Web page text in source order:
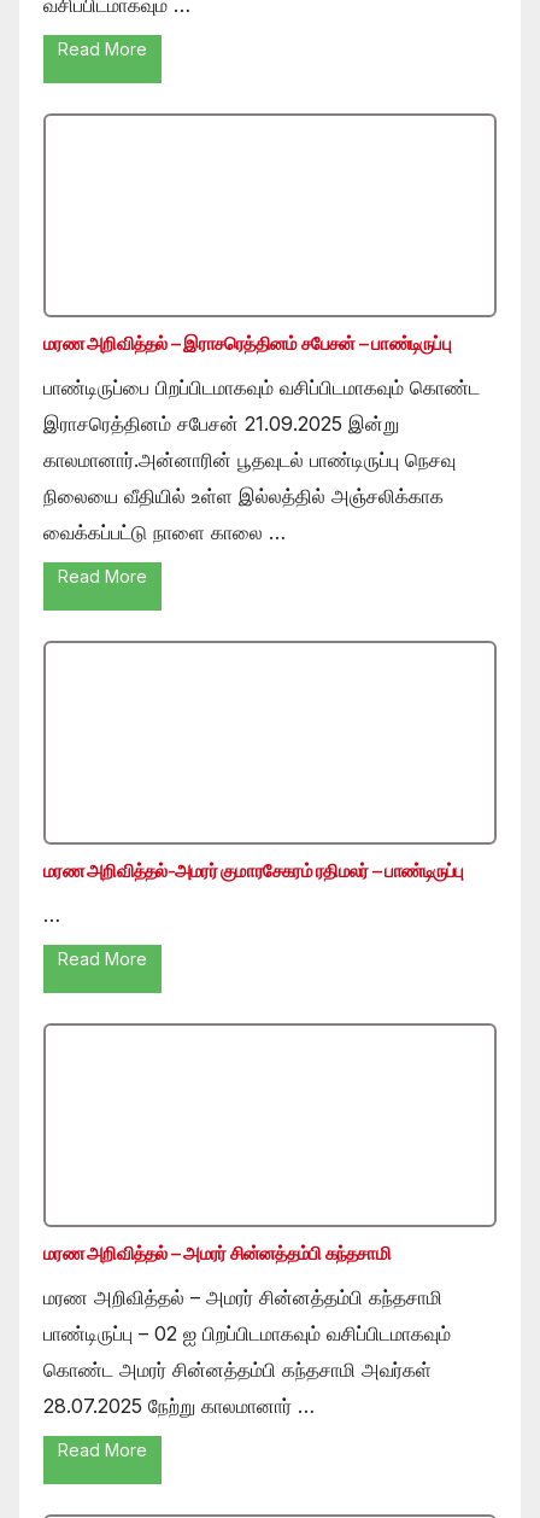
Read More
மரண அறிவித்தல் – இராசரெத்தினம் சபேசன் – பாண்டிருப்பு
பாண்டிருப்பை பிறப்பிடமாகவும் வசிப்பிடமாகவும் கொண்ட
இராசரெத்தினம் சபேசன் 21.09.2025 இன்று
காலமானார்.அன்னாரின் பூதவுடல் பாண்டிருப்பு நெசவு
நிலையை வீதியில் உள்ள இல்லத்தில் அஞ்சலிக்காக
வைக்கப்பட்டு நாளை காலை …
Read More
மரண அறிவித்தல்-அமரர் குமாரசேகரம் ரதிமலர் – பாண்டிருப்பு
…
Read More
மரண அறிவித்தல் – அமரர் சின்னத்தம்பி கந்தசாமி
மரண அறிவித்தல் – அமரர் சின்னத்தம்பி கந்தசாமி
பாண்டிருப்பு – 02 ஐ பிறப்பிடமாகவும் வசிப்பிடமாகவும்
கொண்ட அமரர் சின்னத்தம்பி கந்தசாமி அவர்கள்
28.07.2025 நேற்று காலமானார் …
Read More